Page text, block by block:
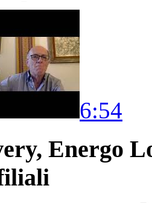
6:54
Energo